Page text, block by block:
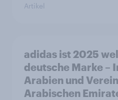
Artikel
adidas ist 2025
deutsche Marke –
Arabien und
Arabischen